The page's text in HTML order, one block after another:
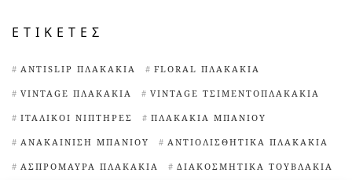
ΕΤΙΚΈΤΕΣ
ANTISLIP ΠΛΑΚΆΚΙΑ FLORAL ΠΛΑΚΆΚΙΑ
VINTAGE ΠΛΑΚΆΚΙΑ VINTAGE ΤΣΙΜΕΝΤΟΠΛΑΚΆΚΙΑ
ΙΤΑΛΙΚΟΊ ΝΙΠΤΉΡΕΣ ΠΛΑΚΆΚΙΑ ΜΠΆΝΙΟΥ
ΑΝΑΚΑΊΝΙΣΗ ΜΠΆΝΙΟΥ ΑΝΤΙΟΛΙΣΘΗΤΙΚΆ ΠΛΑΚΆΚΙΑ
ΑΣΠΡΌΜΑΥΡΑ ΠΛΑΚΆΚΙΑ ΔΙΑΚΟΣΜΗΤΙΚΆ ΤΟΥΒΛΆΚΙΑ